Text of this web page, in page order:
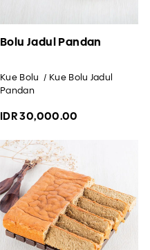
Bolu Jadul Pandan
Kue Bolu / Kue Bolu Jadul
Pandan
IDR 30,000.00